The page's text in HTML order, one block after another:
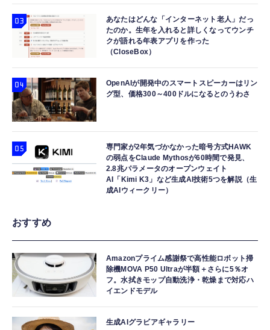
あなたはどんな「インターネット老人」だっ
たのか。生年を入れると詳しくなってウンチ
クが語れる年表アプリを作った
（CloseBox）
OpenAIが開発中のスマートスピーカーはリン
グ型、価格300～400ドルになるとのうわさ
専門家が2年気づかなかった暗号方式HAWK
の弱点をClaude Mythosが60時間で発見、
2.8兆パラメータのオープンウェイト
AI「Kimi K3」など生成AI技術5つを解説（生
成AIウィークリー）
おすすめ
Amazonプライム感謝祭で高性能ロボット掃
除機MOVA P50 Ultraが半額＋さらに5％オ
フ。水拭きモップ自動洗浄・乾燥まで対応ハ
イエンドモデル
生成AIグラビアギャラリー